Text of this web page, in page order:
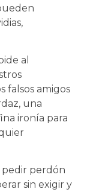
al
falsos amigos
una
ironía para
perdón
sin exigir y